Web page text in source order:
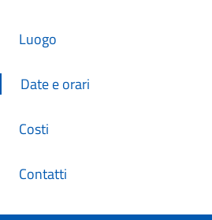
Luogo
Date e orari
Costi
Contatti